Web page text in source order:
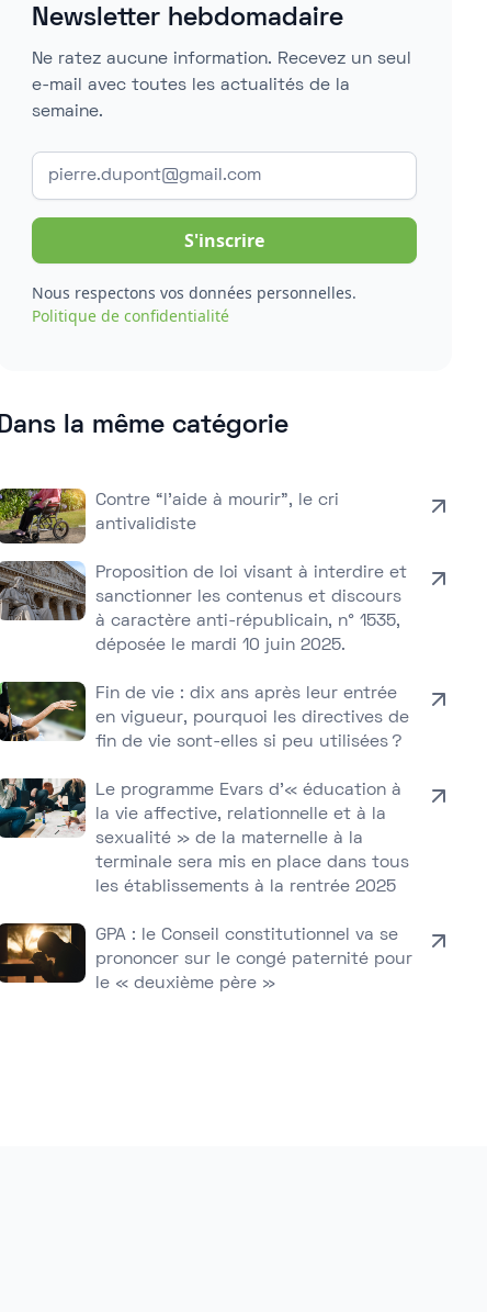
Newsletter hebdomadaire
Ne ratez aucune information. Recevez un seul
e-mail avec toutes les actualités de la
semaine.
Nous respectons vos données personnelles.
Politique de confidentialité
Dans la même catégorie
Contre “l’aide à mourir”, le cri
antivalidiste
Proposition de loi visant à interdire et
sanctionner les contenus et discours
à caractère anti-républicain, n° 1535,
déposée le mardi 10 juin 2025.
Fin de vie : dix ans après leur entrée
en vigueur, pourquoi les directives de
fin de vie sont-elles si peu utilisées ?
Le programme Evars d’« éducation à
la vie affective, relationnelle et à la
sexualité » de la maternelle à la
terminale sera mis en place dans tous
les établissements à la rentrée 2025
GPA : le Conseil constitutionnel va se
prononcer sur le congé paternité pour
le « deuxième père »